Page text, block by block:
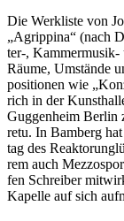
Die Werk­lis­te von
„Agrip­pi­na“ (nach
ter-, Kam­mer­mu­sik-
Räu­me, Um­stän­de
po­si­tio­nen wie
rich in der
Gug­gen­heim Ber­lin
retu. In Bam­berg
tag des
rem auch
fen Schrei­ber
Ka­pel­le auf sich